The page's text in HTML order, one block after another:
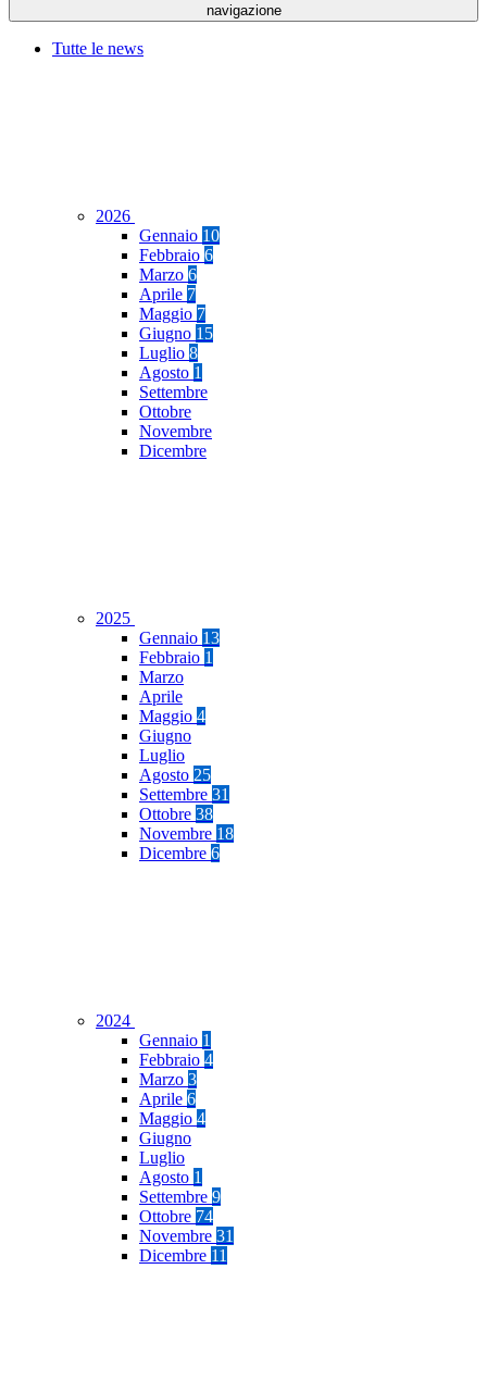
navigazione
Tutte le news
2026
Gennaio 10
Febbraio 6
Marzo 6
Aprile 7
Maggio 7
Giugno 15
Luglio 8
Agosto 1
Settembre
Ottobre
Novembre
Dicembre
2025
Gennaio 13
Febbraio 1
Marzo
Aprile
Maggio 4
Giugno
Luglio
Agosto 25
Settembre 31
Ottobre 38
Novembre 18
Dicembre 6
2024
Gennaio 1
Febbraio 4
Marzo 3
Aprile 6
Maggio 4
Giugno
Luglio
Agosto 1
Settembre 9
Ottobre 74
Novembre 31
Dicembre 11